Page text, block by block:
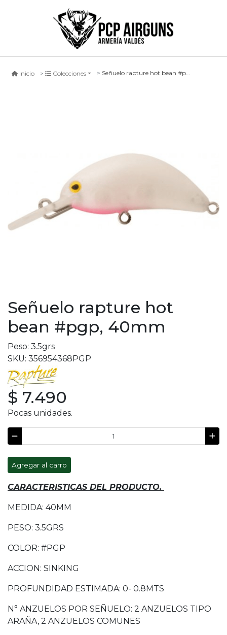
Inicio Colecciones Señuelo rapture hot bean #pgp, 40mm
Señuelo rapture hot
bean #pgp, 40mm
Peso: 3.5grs
SKU: 356954368PGP
$ 7.490
Pocas unidades.
Agregar al carro
CARACTERISTICAS DEL PRODUCTO.
MEDIDA: 40MM
PESO: 3.5GRS
COLOR: #PGP
ACCION: SINKING
PROFUNDIDAD ESTIMADA: 0- 0.8MTS
N° ANZUELOS POR SEÑUELO: 2 ANZUELOS TIPO
ARAÑA, 2 ANZUELOS COMUNES